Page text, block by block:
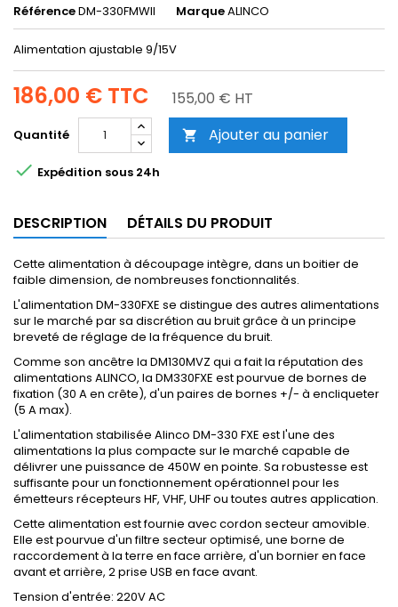
RéférenceDM-330FMWII MarqueALINCO
Alimentation ajustable 9/15V
186,00 € TTC 155,00 € HT
Quantité  Ajouter au panier
 Expédition sous 24h
DESCRIPTION DÉTAILS DU PRODUIT
Cette alimentation à découpage intègre, dans un boitier de
faible dimension, de nombreuses fonctionnalités.
L'alimentation DM-330FXE se distingue des autres alimentations
sur le marché par sa discrétion au bruit grâce à un principe
breveté de réglage de la fréquence du bruit.
Comme son ancêtre la DM130MVZ qui a fait la réputation des
alimentations ALINCO, la DM330FXE est pourvue de bornes de
fixation (30 A en crête), d'un paires de bornes +/- à encliqueter
(5 A max).
L'alimentation stabilisée Alinco DM-330 FXE est l'une des
alimentations la plus compacte sur le marché capable de
délivrer une puissance de 450W en pointe. Sa robustesse est
suffisante pour un fonctionnement opérationnel pour les
émetteurs récepteurs HF, VHF, UHF ou toutes autres application.
Cette alimentation est fournie avec cordon secteur amovible.
Elle est pourvue d'un filtre secteur optimisé, une borne de
raccordement à la terre en face arrière, d'un bornier en face
avant et arrière, 2 prise USB en face avant.
Tension d'entrée: 220V AC